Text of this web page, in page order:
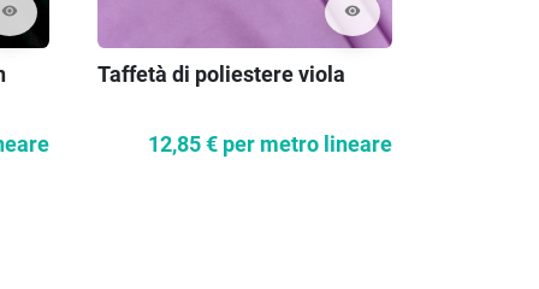
visibility visibility
Taffetà di poliestere viola
12,85 € per metro lineare